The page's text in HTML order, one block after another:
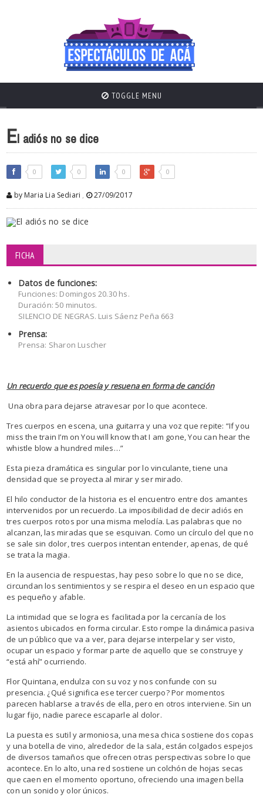
TOGGLE MENU
El adiós no se dice
0 0 0 0
by Maria Lia Sediari , 27/09/2017
FICHA
Datos de funciones:
Funciones: Domingos 20.30 hs.
Duración: 50 minutos.
SILENCIO DE NEGRAS. Luis Sáenz Peña 663
Prensa:
Prensa: Sharon Luscher
Un recuerdo que es poesía y resuena en forma de canción
Una obra para dejarse atravesar por lo que acontece.
Tres cuerpos en escena, una guitarra y una voz que repite: “If you
miss the train I’m on You will know that I am gone, You can hear the
whistle blow a hundred miles…”
Esta pieza dramática es singular por lo vinculante, tiene una
densidad que se proyecta al mirar y ser mirado.
El hilo conductor de la historia es el encuentro entre dos amantes
intervenidos por un recuerdo. La imposibilidad de decir adiós en
tres cuerpos rotos por una misma melodía. Las palabras que no
alcanzan, las miradas que se esquivan. Como un círculo del que no
se sale sin dolor, tres cuerpos intentan entender, apenas, de qué
se trata la magia.
En la ausencia de respuestas, hay peso sobre lo que no se dice,
circundan los sentimientos y se respira el deseo en un espacio que
es pequeño y afable.
La intimidad que se logra es facilitada por la cercanía de los
asientos ubicados en forma circular. Esto rompe la dinámica pasiva
de un público que va a ver, para dejarse interpelar y ser visto,
ocupar un espacio y formar parte de aquello que se construye y
“está ahí” ocurriendo.
Flor Quintana, endulza con su voz y nos confunde con su
presencia. ¿Qué significa ese tercer cuerpo? Por momentos
parecen hablarse a través de ella, pero en otros interviene. Sin un
lugar fijo, nadie parece escaparle al dolor.
La puesta es sutil y armoniosa, una mesa chica sostiene dos copas
y una botella de vino, alrededor de la sala, están colgados espejos
de diversos tamaños que ofrecen otras perspectivas sobre lo que
acontece. En lo alto, una red sostiene un colchón de hojas secas
que caen en el momento oportuno, ofreciendo una imagen bella
con un sonido y olor únicos.